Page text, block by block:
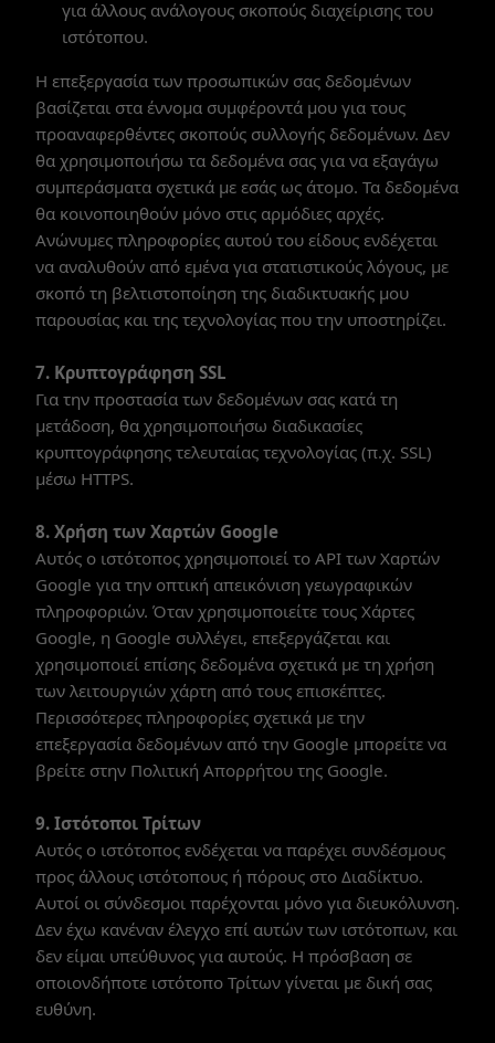
για άλλους ανάλογους σκοπούς διαχείρισης του
ιστότοπου.
Η επεξεργασία των προσωπικών σας δεδομένων
βασίζεται στα έννομα συμφέροντά μου για τους
προαναφερθέντες σκοπούς συλλογής δεδομένων. Δεν
θα χρησιμοποιήσω τα δεδομένα σας για να εξαγάγω
συμπεράσματα σχετικά με εσάς ως άτομο. Τα δεδομένα
θα κοινοποιηθούν μόνο στις αρμόδιες αρχές.
Ανώνυμες πληροφορίες αυτού του είδους ενδέχεται
να αναλυθούν από εμένα για στατιστικούς λόγους, με
σκοπό τη βελτιστοποίηση της διαδικτυακής μου
παρουσίας και της τεχνολογίας που την υποστηρίζει.
7. Κρυπτογράφηση SSL
Για την προστασία των δεδομένων σας κατά τη
μετάδοση, θα χρησιμοποιήσω διαδικασίες
κρυπτογράφησης τελευταίας τεχνολογίας (π.χ. SSL)
μέσω HTTPS.
8. Χρήση των Χαρτών Google
Αυτός ο ιστότοπος χρησιμοποιεί το API των Χαρτών
Google για την οπτική απεικόνιση γεωγραφικών
πληροφοριών. Όταν χρησιμοποιείτε τους Χάρτες
Google, η Google συλλέγει, επεξεργάζεται και
χρησιμοποιεί επίσης δεδομένα σχετικά με τη χρήση
των λειτουργιών χάρτη από τους επισκέπτες.
Περισσότερες πληροφορίες σχετικά με την
επεξεργασία δεδομένων από την Google μπορείτε να
βρείτε στην Πολιτική Απορρήτου της Google.
9. Ιστότοποι Τρίτων
Αυτός ο ιστότοπος ενδέχεται να παρέχει συνδέσμους
προς άλλους ιστότοπους ή πόρους στο Διαδίκτυο.
Αυτοί οι σύνδεσμοι παρέχονται μόνο για διευκόλυνση.
Δεν έχω κανέναν έλεγχο επί αυτών των ιστότοπων, και
δεν είμαι υπεύθυνος για αυτούς. Η πρόσβαση σε
οποιονδήποτε ιστότοπο Τρίτων γίνεται με δική σας
ευθύνη.